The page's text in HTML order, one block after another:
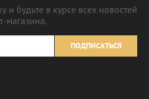
и будьте в курсе всех новостей
магазина.
ПОДПИСАТЬСЯ